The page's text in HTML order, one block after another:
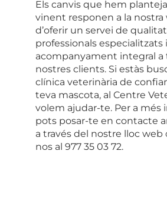
Els canvis que hem
vinent responen a la
d’oferir un servei de
professionals especialitzats
acompanyament integral a
nostres clients. Si estàs
clínica veterinària de
teva mascota, al Centre
volem ajudar-te. Per a més
pots posar-te en contacte
a través del nostre lloc web
nos al 977 35 03 72.